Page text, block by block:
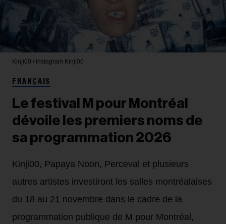
Kinji00 / Instagram Kinji00
FRANÇAIS
Le festival M pour Montréal
dévoile les premiers noms de
sa programmation 2026
Kinji00, Papaya Noon, Perceval et plusieurs
autres artistes investiront les salles montréalaises
du 18 au 21 novembre dans le cadre de la
programmation publique de M pour Montréal,